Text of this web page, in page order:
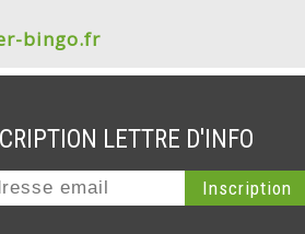
bingo.fr
LETTRE D'INFO